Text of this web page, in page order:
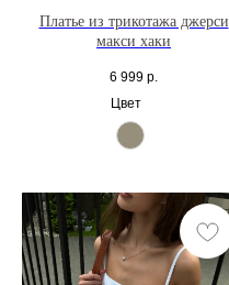
Платье из трикотажа джерси
макси хаки
6 999 р.
Цвет